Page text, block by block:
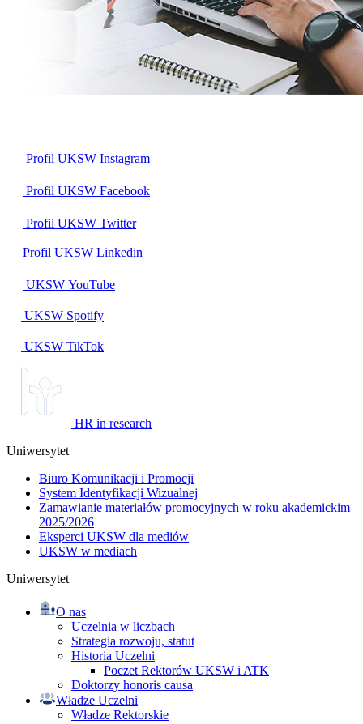
Profil UKSW Instagram
Profil UKSW Facebook
Profil UKSW Twitter
Profil UKSW Linkedin
UKSW YouTube
UKSW Spotify
UKSW TikTok
HR in research
Uniwersytet
Biuro Komunikacji i Promocji
System Identyfikacji Wizualnej
Zamawianie materiałów promocyjnych w roku akademickim
2025/2026
Eksperci UKSW dla mediów
UKSW w mediach
Uniwersytet
O nas
Uczelnia w liczbach
Strategia rozwoju, statut
Historia Uczelni
Poczet Rektorów UKSW i ATK
Doktorzy honoris causa
Władze Uczelni
Władze Rektorskie